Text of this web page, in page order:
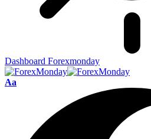
Dashboard Forexmonday
Aa